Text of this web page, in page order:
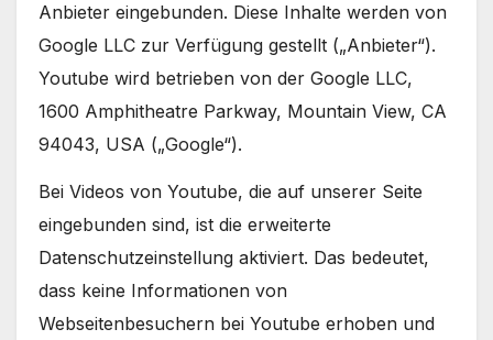
Anbieter eingebunden. Diese Inhalte werden von
Google LLC zur Verfügung gestellt („Anbieter“).
Youtube wird betrieben von der Google LLC,
1600 Amphitheatre Parkway, Mountain View, CA
94043, USA („Google“).
Bei Videos von Youtube, die auf unserer Seite
eingebunden sind, ist die erweiterte
Datenschutzeinstellung aktiviert. Das bedeutet,
dass keine Informationen von
Webseitenbesuchern bei Youtube erhoben und